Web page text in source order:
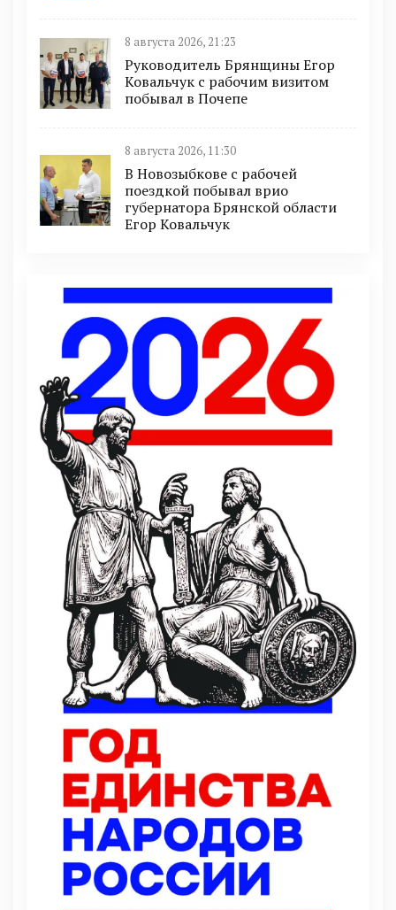
8 августа 2026, 21:23
Руководитель Брянщины Егор
Ковальчук с рабочим визитом
побывал в Почепе
8 августа 2026, 11:30
В Новозыбкове с рабочей
поездкой побывал врио
губернатора Брянской области
Егор Ковальчук